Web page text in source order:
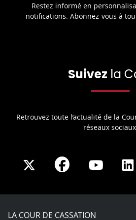
Restez informé en
notifications. Abonnez-vous à
Suivez la
Retrouvez toute l’actualité de la
réseaux
Share
X
Share
Facebook
Share
LA COUR DE CASSATION